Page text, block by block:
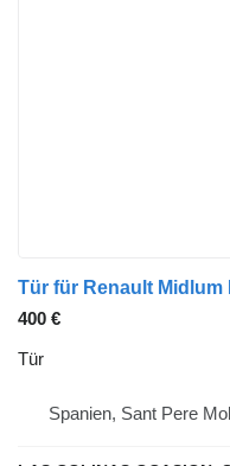
Tür für Renault Midlum
400 €
Tür
Spanien, Sant Pere